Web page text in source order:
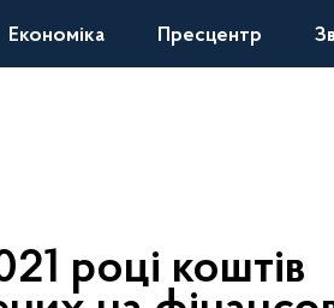
Економіка Пресцентр
році коштів